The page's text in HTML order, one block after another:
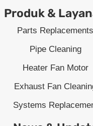
Produk &
Parts Replacements
Pipe Cleaning
Heater Fan Motor
Exhaust Fan
Systems